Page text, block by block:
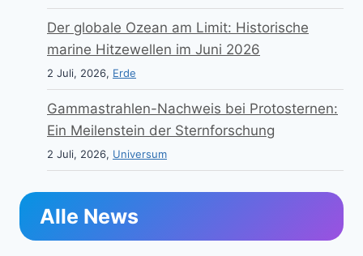
Der globale Ozean am Limit: Historische
marine Hitzewellen im Juni 2026
2 Juli, 2026, Erde
Gammastrahlen-Nachweis bei Protosternen:
Ein Meilenstein der Sternforschung
2 Juli, 2026, Universum
Alle News